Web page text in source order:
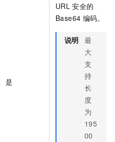
是
URL 安全的
Base64 编码。
说明 最
大
支
持
长
度
为
195
00